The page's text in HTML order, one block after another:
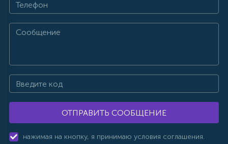
ОТПРАВИТЬ СООБЩЕНИЕ
нажимая на кнопку, я принимаю условия соглашения.